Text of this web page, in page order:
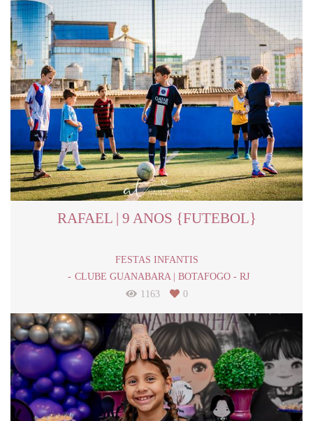
RAFAEL | 9 ANOS {FUTEBOL}
FESTAS INFANTIS
CLUBE GUANABARA | BOTAFOGO - RJ
1163
0